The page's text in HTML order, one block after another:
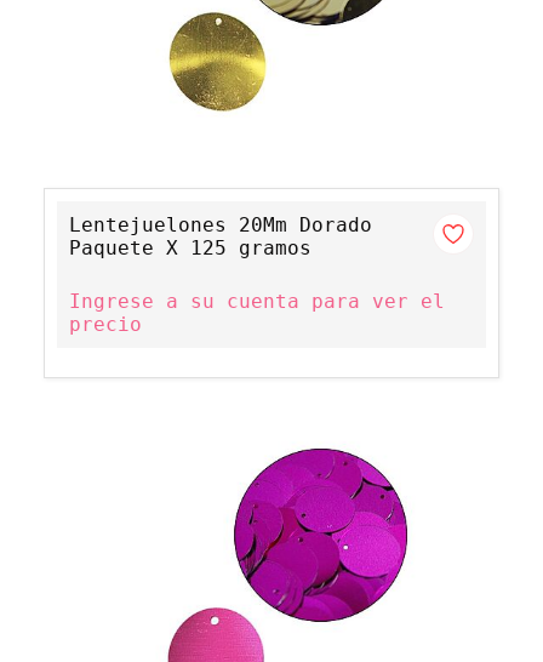
Lentejuelones 20Mm Dorado
Paquete X 125 gramos
Ingrese a su cuenta para ver el
precio